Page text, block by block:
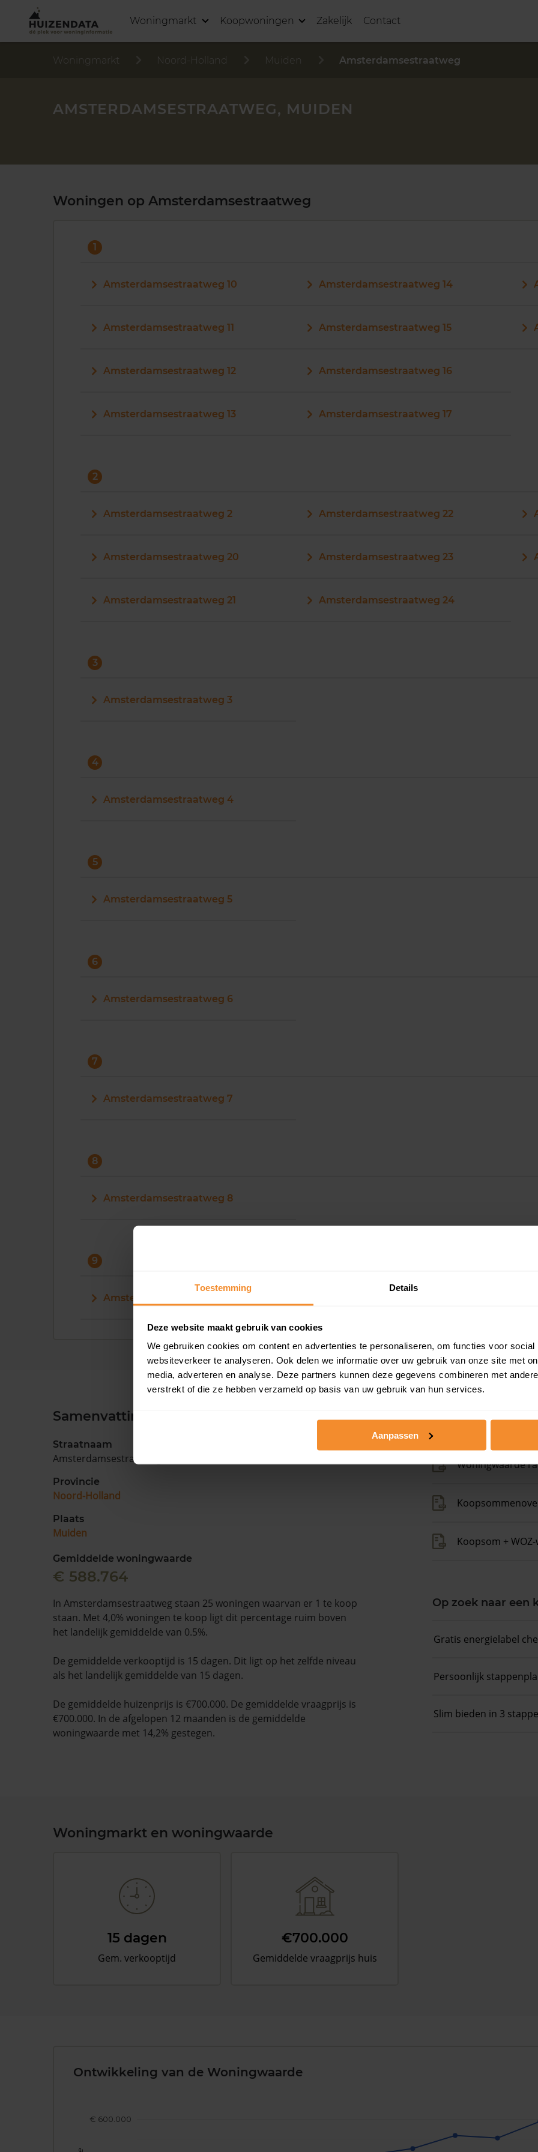
Toestemming Details
Deze website maakt gebruik van cookies
We gebruiken cookies om content en advertenties te personaliseren, om functies voor
websiteverkeer te analyseren. Ook delen we informatie over uw gebruik van onze site met
media, adverteren en analyse. Deze partners kunnen deze gegevens combineren met
verstrekt of die ze hebben verzameld op basis van uw gebruik van hun services.
Aanpassen
Woningmarkt Koopwoningen Zakelijk Contact
Woningmarkt Noord-Holland Muiden Amsterdamsestraatweg
AMSTERDAMSESTRAATWEG, MUIDEN
Woningen op Amsterdamsestraatweg
1
Amsterdamsestraatweg 10
Amsterdamsestraatweg 11
Amsterdamsestraatweg 12
Amsterdamsestraatweg 13
Amsterdamsestraatweg 14
Amsterdamsestraatweg 15
Amsterdamsestraatweg 16
Amsterdamsestraatweg 17
2
Amsterdamsestraatweg 2
Amsterdamsestraatweg 20
Amsterdamsestraatweg 21
Amsterdamsestraatweg 22
Amsterdamsestraatweg 23
Amsterdamsestraatweg 24
3
Amsterdamsestraatweg 3
4
Amsterdamsestraatweg 4
5
Amsterdamsestraatweg 5
6
Amsterdamsestraatweg 6
7
Amsterdamsestraatweg 7
8
Amsterdamsestraatweg 8
9
Amsterdamsestraatweg 9
Samenvatting
Straatnaam
Amsterdamsestraatweg
Provincie
Noord-Holland
Plaats
Muiden
Gemiddelde woningwaarde
€ 588.764
In Amsterdamsestraatweg staan 25 woningen waarvan er 1 te koop
staan. Met 4,0% woningen te koop ligt dit percentage ruim boven
het landelijk gemiddelde van 0.5%.
De gemiddelde verkooptijd is 15 dagen. Dit ligt op het zelfde niveau
als het landelijk gemiddelde van 15 dagen.
De gemiddelde huizenprijs is €700.000. De gemiddelde vraagprijs is
€700.000. In de afgelopen 12 maanden is de gemiddelde
woningwaarde met 14,2% gestegen.
Woningwaarde
Koopsom +
Op zoek naar een
Gratis energielabel
Persoonlijk
Slim bieden in 3
Woningmarkt en woningwaarde
15 dagen
Gem. verkooptijd
€700.000
Gemiddelde vraagprijs huis
Ontwikkeling van de Woningwaarde
€ 600.000